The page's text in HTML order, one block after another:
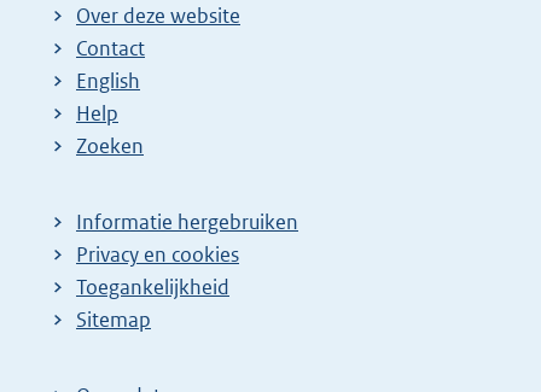
Over deze website
Contact
English
Help
Zoeken
Informatie hergebruiken
Privacy en cookies
Toegankelijkheid
Sitemap